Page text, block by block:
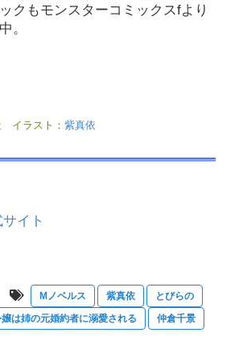
クもモンスターコミックスfより
。
イラスト： 紫真依
イト
Mノベルス 紫真依
とびらの
は姉の元婚約者に溺愛される
仲倉千景